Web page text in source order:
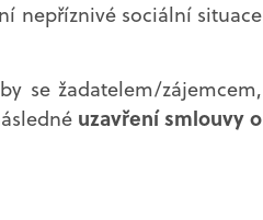
nepříznivé sociální situace
se žadatelem/zájemcem,
uzavření smlouvy o